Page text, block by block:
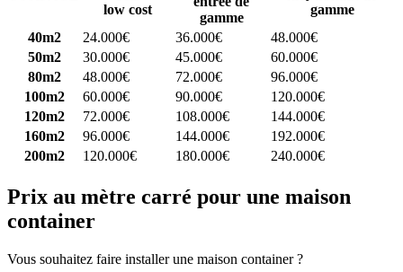
low cost
gamme
gamme
40m2
24.000€ 36.000€
48.000€
50m2
30.000€ 45.000€
60.000€
80m2
48.000€ 72.000€
96.000€
100m2
60.000€ 90.000€
120.000€
120m2
72.000€ 108.000€
144.000€
160m2
96.000€ 144.000€
192.000€
200m2
120.000€ 180.000€ 240.000€
Prix au mètre carré pour une maison
container
Vous souhaitez faire installer une maison container ?